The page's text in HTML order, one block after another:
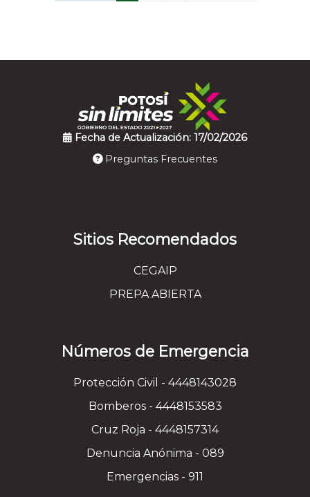
Fecha de Actualización: 17/02/2026
Preguntas Frecuentes
Sitios Recomendados
CEGAIP
PREPA ABIERTA
Números de Emergencia
Protección Civil - 4448143028
Bomberos - 4448153583
Cruz Roja - 4448157314
Denuncia Anónima - 089
Emergencias - 911